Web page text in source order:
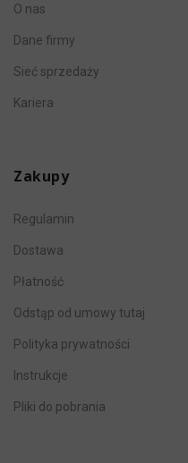
O nas
Dane firmy
Sieć sprzedaży
Kariera
Zakupy
Regulamin
Dostawa
Płatność
Odstąp od umowy tutaj
Polityka prywatności
Instrukcje
Pliki do pobrania